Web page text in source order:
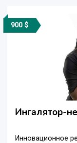
900 $
Ингалятор-
Инновационное